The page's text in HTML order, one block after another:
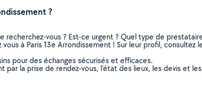
?
vous ? Est-ce urgent ? Quel type de
à Paris 13e Arrondissement ! Sur leur profil,
pour des échanges sécurisés et efficaces.
la prise de rendez-vous, l’état des lieux, les devis et